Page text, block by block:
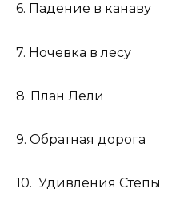
6. Падение в канаву
7. Ночевка в лесу
8. План Лели
9. Обратная дорога
10. Удивления Степы